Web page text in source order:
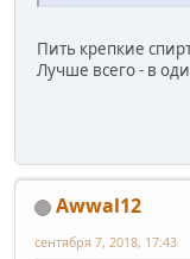
Пить крепкие
Лучше всего - в
Awwal12
сентября 7, 2018, 17:43